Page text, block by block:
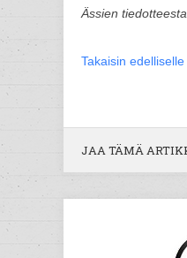
Ässien
Takaisin
JAA TÄMÄ